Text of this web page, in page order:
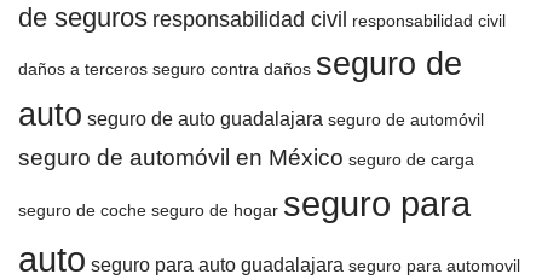
de seguros responsabilidad civil responsabilidad civil
daños a terceros seguro contra daños seguro de
auto seguro de auto guadalajara seguro de automóvil
seguro de automóvil en México seguro de carga
seguro de coche seguro de hogar seguro para
auto seguro para auto guadalajara seguro para automovil